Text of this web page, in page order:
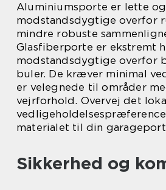
Aluminiumsporte er lette og
modstandsdygtige overfor
mindre robuste
Glasfiberporte er ekstremt
modstandsdygtige overfor
buler. De kræver minimal
er velegnede til områder
vejrforhold. Overvej det
materialet til din
Sikkerhed og